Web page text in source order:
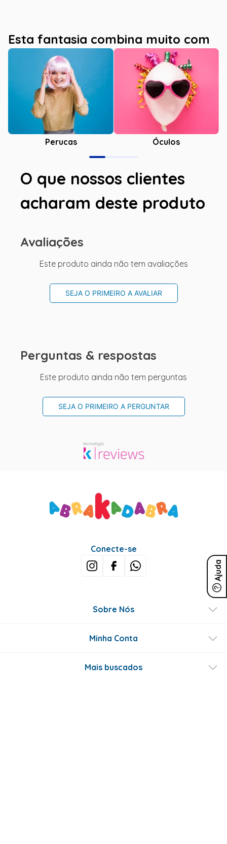
Esta fantasia combina muito com
Perucas Óculos
O que nossos clientes
acharam deste produto
Avaliações
Este produto ainda não tem avaliações
SEJA O PRIMEIRO A AVALIAR
Perguntas & respostas
Este produto ainda não tem perguntas
SEJA O PRIMEIRO A PERGUNTAR
Ajuda
Conecte-se
Sobre Nós
Minha Conta
Mais buscados